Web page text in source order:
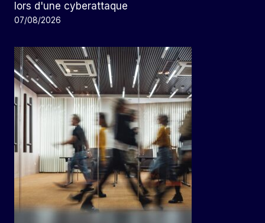
lors d'une cyberattaque
07/08/2026